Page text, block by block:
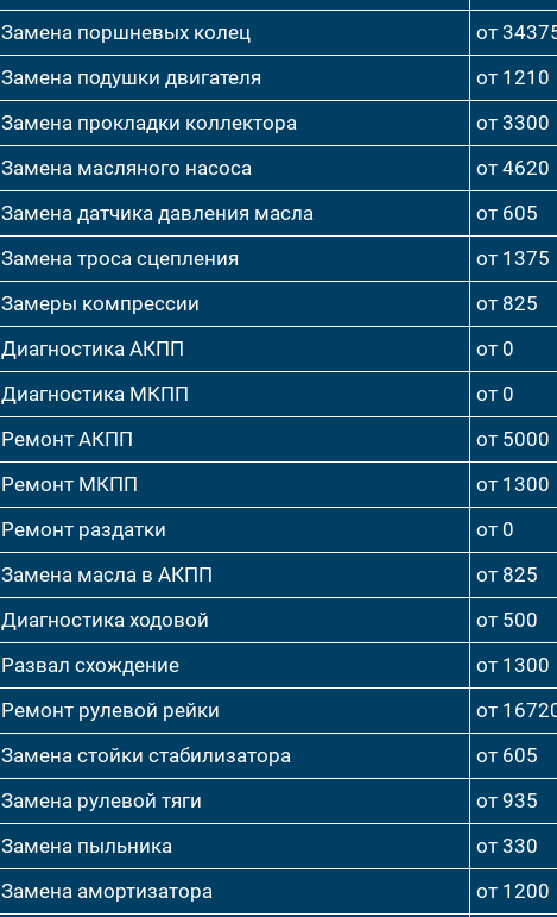
Замена поршневых колец
от
Замена подушки двигателя
от 1210
Замена прокладки коллектора
от 3300
Замена масляного насоса
от 4620
Замена датчика давления масла
от 605
Замена троса сцепления
от 1375
Замеры компрессии
от 825
Диагностика АКПП
от 0
Диагностика МКПП
от 0
Ремонт АКПП
от 5000
Ремонт МКПП
от 1300
Ремонт раздатки
от 0
Замена масла в АКПП
от 825
Диагностика ходовой
от 500
Развал схождение
от 1300
Ремонт рулевой рейки
от
Замена стойки стабилизатора
от 605
Замена рулевой тяги
от 935
Замена пыльника
от 330
Замена амортизатора
от 1200